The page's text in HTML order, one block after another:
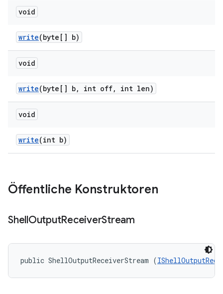
void
write(byte[] b)
void
write(byte[] b, int off, int len)
void
write(int b)
Öffentliche Konstruktoren
ShellOutputReceiverStream
public ShellOutputReceiverStream (